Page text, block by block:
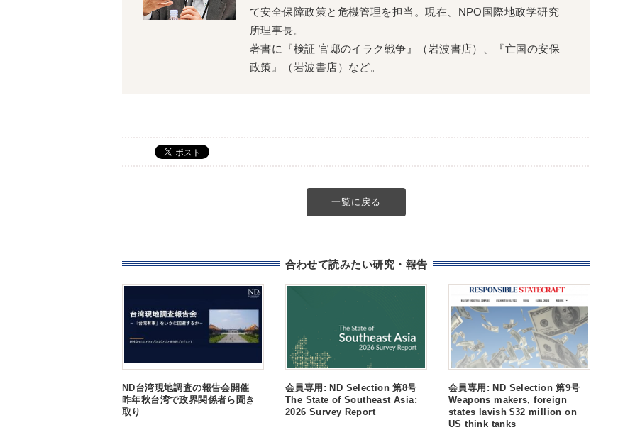
て安全保障政策と危機管理を担当。現在、NPO国際地政学研究
所理事長。
著書に『検証 官邸のイラク戦争』（岩波書店）、『亡国の安保
政策』（岩波書店）など。
一覧に戻る
合わせて読みたい研究・報告
ND台湾現地調査の報告会開催
昨年秋台湾で政界関係者ら聞き
取り
会員専用: ND Selection 第8号
The State of Southeast Asia:
2026 Survey Report
会員専用: ND Selection 第9号
Weapons makers, foreign
states lavish $32 million on
US think tanks